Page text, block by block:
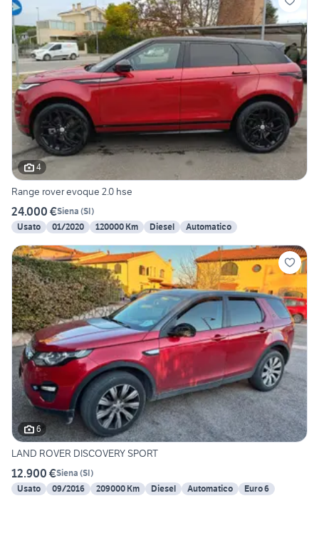
4
Range rover evoque 2.0 hse
24.000 €Siena (SI)
Usato
01/2020 120000 Km Diesel Automatico
6
LAND ROVER DISCOVERY SPORT
12.900 €Siena (SI)
Usato
09/2016 209000 Km Diesel Automatico Euro 6